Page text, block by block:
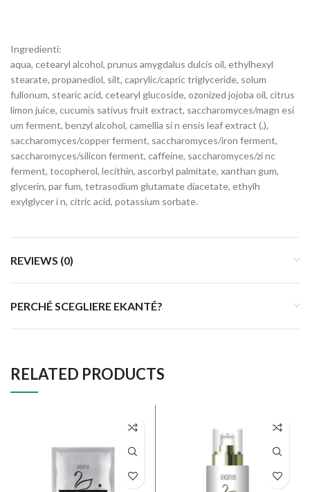
Ingredienti:
aqua, cetearyl alcohol, prunus amygdalus dulcis oil, ethylhexyl
stearate, propanediol, silt, caprylic/capric triglyceride, solum
fullonum, stearic acid, cetearyl glucoside, ozonized jojoba oil, citrus
limon juice, cucumis sativus fruit extract, saccharomyces/magn esi
um ferment, benzyl alcohol, camellia si n ensis leaf extract (.),
saccharomyces/copper ferment, saccharomyces/iron ferment,
saccharomyces/silicon ferment, caffeine, saccharomyces/zi nc
ferment, tocopherol, lecithin, ascorbyl palmitate, xanthan gum,
glycerin, par fum, tetrasodium glutamate diacetate, ethylh
exylglycer i n, citric acid, potassium sorbate.
REVIEWS (0)
PERCHÉ SCEGLIERE EKANTÉ?
RELATED PRODUCTS